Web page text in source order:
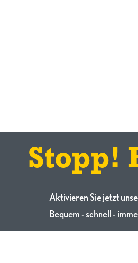
Stopp!
Aktivieren Sie jetzt
Bequem - schnell -